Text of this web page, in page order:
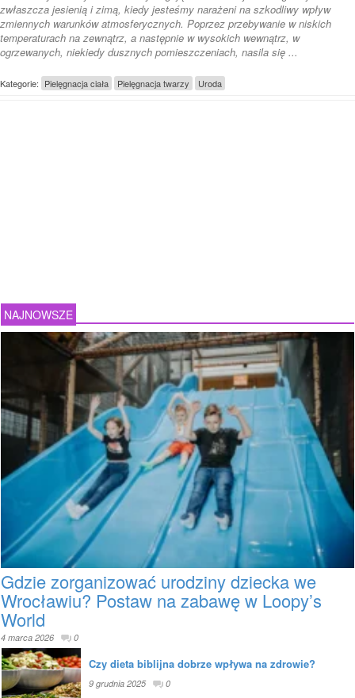
zwłaszcza jesienią i zimą, kiedy jesteśmy narażeni na szkodliwy wpływ
zmiennych warunków atmosferycznych. Poprzez przebywanie w niskich
temperaturach na zewnątrz, a następnie w wysokich wewnątrz, w
ogrzewanych, niekiedy dusznych pomieszczeniach, nasila się ...
Kategorie: Pielęgnacja ciała Pielęgnacja twarzy Uroda
NAJNOWSZE
Gdzie zorganizować urodziny dziecka we
Wrocławiu? Postaw na zabawę w Loopy’s
World
4 marca 2026 0
Czy dieta biblijna dobrze wpływa na zdrowie?
9 grudnia 2025 0